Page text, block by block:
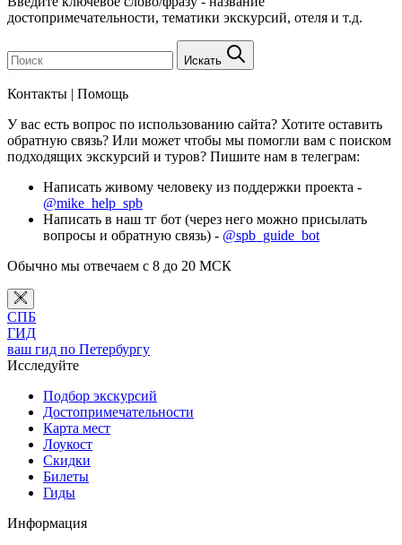
достопримечательности, тематики экскурсий, отеля и т.д.
Искать
Контакты | Помощь
У вас есть вопрос по использованию сайта? Хотите оставить
обратную связь? Или может чтобы мы помогли вам с поиском
подходящих экскурсий и туров? Пишите нам в телеграм:
Написать живому человеку из поддержки проекта -
@mike_help_spb
Написать в наш тг бот (через него можно присылать
вопросы и обратную связь) - @spb_guide_bot
Обычно мы отвечаем с 8 до 20 МСК
СПБ
ГИД
ваш гид по Петербургу
Исследуйте
Подбор экскурсий
Достопримечательности
Карта мест
Лоукост
Скидки
Билеты
Гиды
Информация